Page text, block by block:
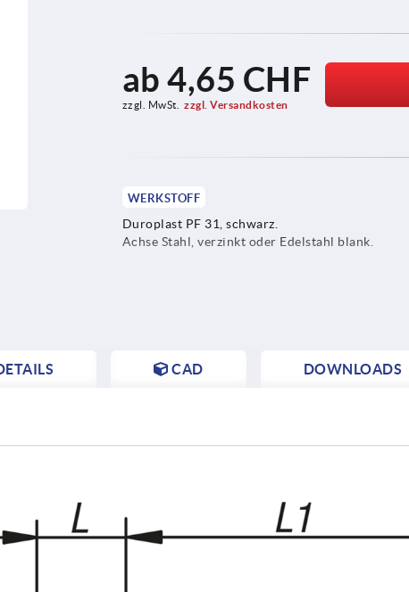
ab4,65 CHF
zzgl. MwSt. zzgl. Versandkosten
WERKSTOFF
Duroplast PF 31, schwarz.
Achse Stahl, verzinkt oder Edelstahl blank.
CAD DOWNLOADS